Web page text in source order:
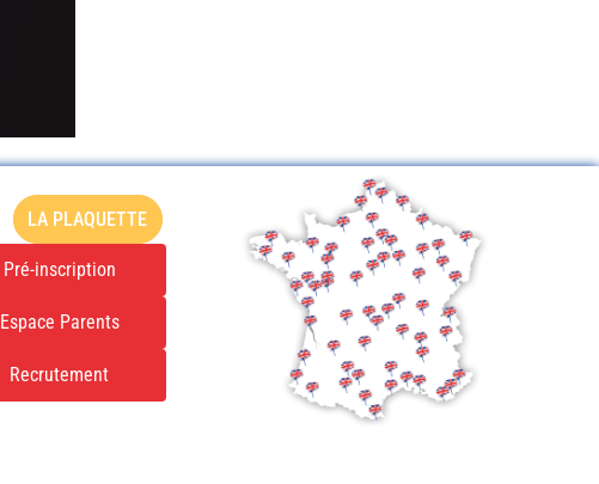
LA PLAQUETTE
Pré-inscription
Espace Parents
Recrutement